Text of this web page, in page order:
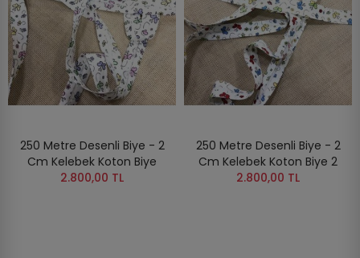
250 Metre Desenli Biye - 2
Cm Kelebek Koton Biye
2.800,00 TL
250 Metre Desenli Biye - 2
Cm Kelebek Koton Biye 2
2.800,00 TL